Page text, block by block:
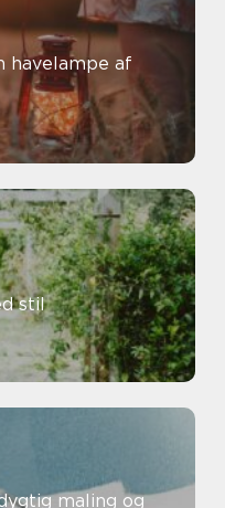
havelampe af
stil
maling og